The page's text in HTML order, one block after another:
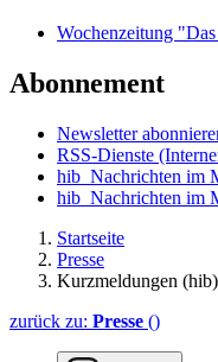
Wochenzeitung
Abonnement
Newsletter
RSS-Dienste
hib_Nachrichten im
hib_Nachrichten im
Startseite
Presse
Kurzmeldungen (hib)
zurück zu: Presse ()